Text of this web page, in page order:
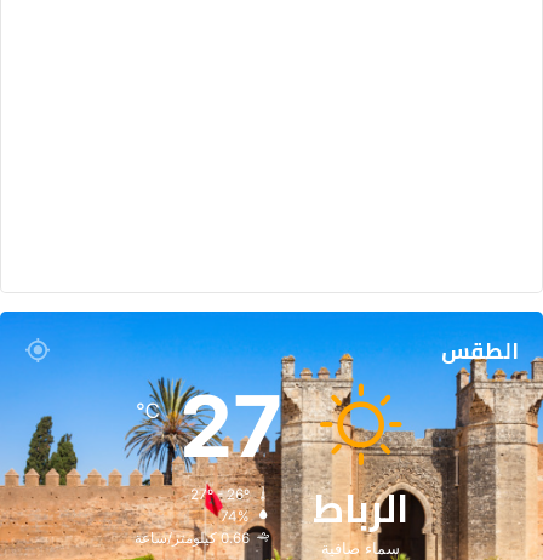
الطقس
الرباط
سماء صافية
27
℃
27º - 26º
74%
0.66 كيلومتر/ساعة